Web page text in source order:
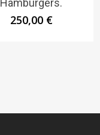
250,00 €